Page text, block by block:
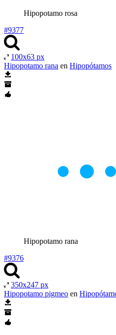
Hipopotamo rosa
#9377
100x63 px
Hipopotamo rana en Hipopótamos
Hipopotamo rana
#9376
350x247 px
Hipopotamo pigmeo en